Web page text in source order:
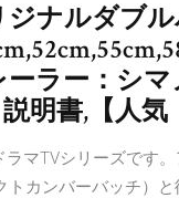
ナルダブ
ラー：シマ
明書,【人気
マTVシリーズです
カンバーバッチ）